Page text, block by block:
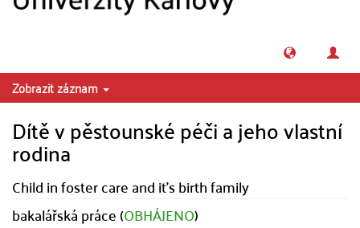
Zobrazit záznam
Dítě v pěstounské péči a jeho vlastní
rodina
Child in foster care and it's birth family
bakalářská práce (OBHÁJENO)